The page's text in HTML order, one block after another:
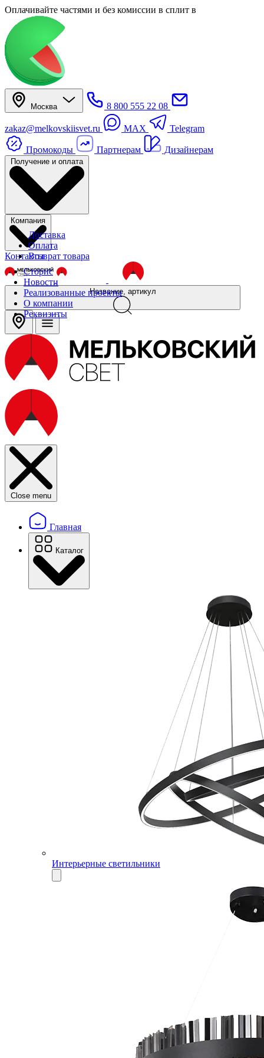
Оплачивайте частями и без комиссии в сплит в
Москва 8 800 555 22 08
zakaz@melkovskiisvet.ru MAX Telegram
Промокоды Партнерам Дизайнерам
Получение и оплата
Доставка
Оплата
Возврат товара
Компания
Сторис
Новости
Реализованные проекты
О компании
Реквизиты
Контакты
Название, артикул
Close menu
Главная
Каталог
Интерьерные светильники